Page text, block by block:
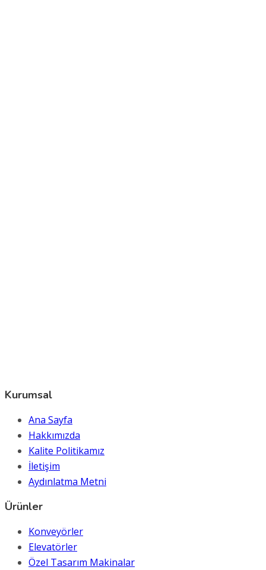
Kurumsal
Ana Sayfa
Hakkımızda
Kalite Politikamız
İletişim
Aydınlatma Metni
Ürünler
Konveyörler
Elevatörler
Özel Tasarım Makinalar